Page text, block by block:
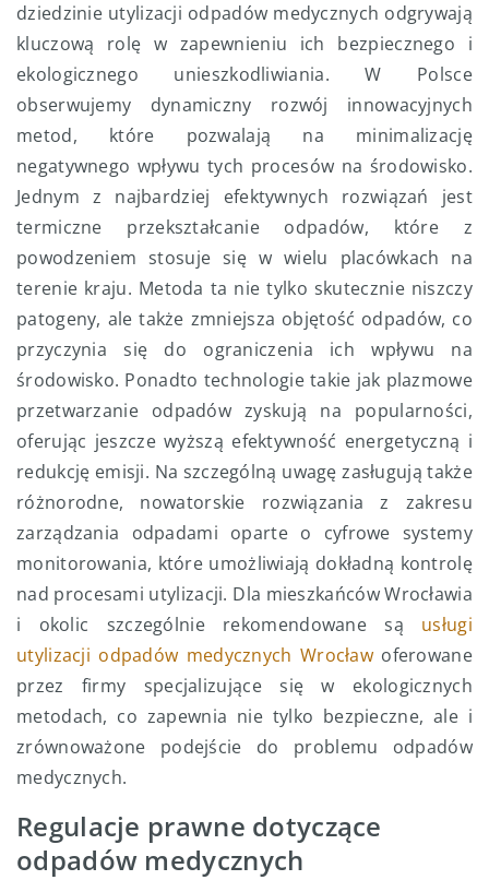
dziedzinie utylizacji odpadów medycznych odgrywają
kluczową rolę w zapewnieniu ich bezpiecznego i
ekologicznego unieszkodliwiania. W Polsce
obserwujemy dynamiczny rozwój innowacyjnych
metod, które pozwalają na minimalizację
negatywnego wpływu tych procesów na środowisko.
Jednym z najbardziej efektywnych rozwiązań jest
termiczne przekształcanie odpadów, które z
powodzeniem stosuje się w wielu placówkach na
terenie kraju. Metoda ta nie tylko skutecznie niszczy
patogeny, ale także zmniejsza objętość odpadów, co
przyczynia się do ograniczenia ich wpływu na
środowisko. Ponadto technologie takie jak plazmowe
przetwarzanie odpadów zyskują na popularności,
oferując jeszcze wyższą efektywność energetyczną i
redukcję emisji. Na szczególną uwagę zasługują także
różnorodne, nowatorskie rozwiązania z zakresu
zarządzania odpadami oparte o cyfrowe systemy
monitorowania, które umożliwiają dokładną kontrolę
nad procesami utylizacji. Dla mieszkańców Wrocławia
i okolic szczególnie rekomendowane są usługi
utylizacji odpadów medycznych Wrocław oferowane
przez firmy specjalizujące się w ekologicznych
metodach, co zapewnia nie tylko bezpieczne, ale i
zrównoważone podejście do problemu odpadów
medycznych.
Regulacje prawne dotyczące
odpadów medycznych